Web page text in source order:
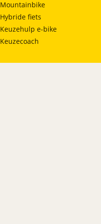
Mountainbike
Hybride fiets
Keuzehulp e-bike
Keuzecoach